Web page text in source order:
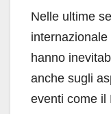
Nelle ultime
hanno
anche sugli
eventi come il